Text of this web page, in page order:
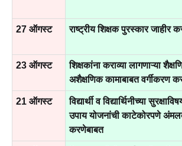
27 ऑगस्ट राष्ट्रीय शिक्षक पुरस्कार जाहीर
23 ऑगस्ट
शिक्षकांना कराव्या लागणाऱ्या
अशैक्षणिक कामाबाबत वर्गीकरण
21 ऑगस्ट
विद्यार्थी व विद्यार्थिनीच्या
उपाय योजनांची काटेकोरपणे
करणेबाबत